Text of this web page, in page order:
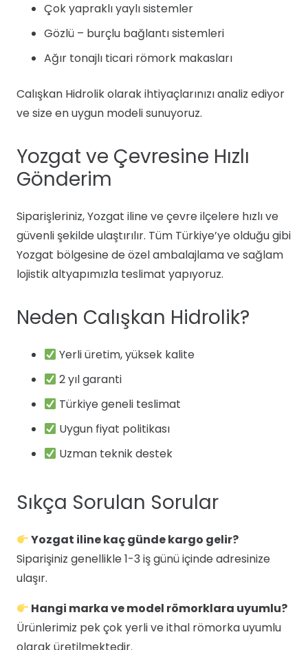
Çok yapraklı yaylı sistemler
Gözlü – burçlu bağlantı sistemleri
Ağır tonajlı ticari römork makasları
Calışkan Hidrolik olarak ihtiyaçlarınızı analiz ediyor
ve size en uygun modeli sunuyoruz.
Yozgat ve Çevresine Hızlı
Gönderim
Siparişleriniz, Yozgat iline ve çevre ilçelere hızlı ve
güvenli şekilde ulaştırılır. Tüm Türkiye’ye olduğu gibi
Yozgat bölgesine de özel ambalajlama ve sağlam
lojistik altyapımızla teslimat yapıyoruz.
Neden Calışkan Hidrolik?
Yerli üretim, yüksek kalite
2 yıl garanti
Türkiye geneli teslimat
Uygun fiyat politikası
Uzman teknik destek
Sıkça Sorulan Sorular
Yozgat iline kaç günde kargo gelir?
Siparişiniz genellikle 1-3 iş günü içinde adresinize
ulaşır.
Hangi marka ve model römorklara uyumlu?
Ürünlerimiz pek çok yerli ve ithal römorka uyumlu